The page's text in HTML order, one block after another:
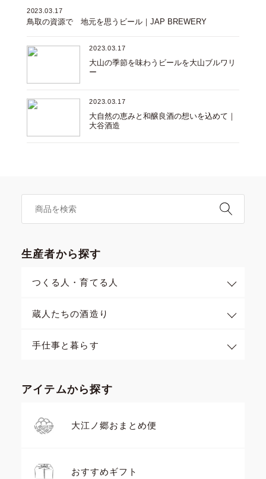
2023.03.17
鳥取の資源で 地元を思うビール｜JAP BREWERY
2023.03.17
大山の季節を味わうビールを大山ブルワリ
ー
2023.03.17
大自然の恵みと和醸良酒の想いを込めて｜
大谷酒造
生産者から探す
つくる人・育てる人
蔵人たちの酒造り
手仕事と暮らす
アイテムから探す
大江ノ郷おまとめ便
おすすめギフト